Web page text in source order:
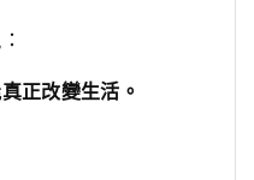
正改變生活。